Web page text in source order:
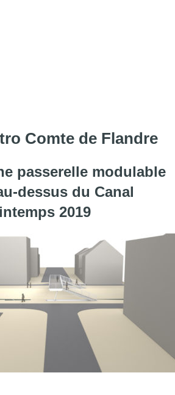
Comte de Flandre
passerelle modulable
dessus du Canal
2019
"Molenbeek: une passerelle